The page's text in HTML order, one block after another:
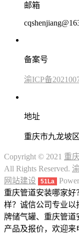
邮箱
备案号
渝ICP备
地址
重庆市九龙坡
Copyright © 2021 重
All Rights Reserved.
网站建设
51La
重庆管道安装哪家
样？诚信公司专业以
牌储气罐、重庆管
产品及报价，欢迎来